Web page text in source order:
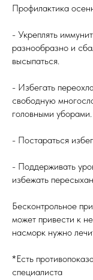
Профилактика
- Укреплять
разнообразно и
высыпаться.
- Избегать
свободную
головными уборами.
- Постараться
- Поддерживать
избежать
Бесконтрольное
может привести к
насморк нужно
*Есть
специалиста